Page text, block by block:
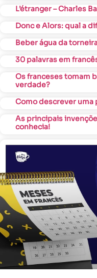
L’étranger – Charles
Donc e Alors: qual a
Beber água da
30 palavras em
Os franceses tomam
verdade?
Como descrever uma
As principais
conhecia!